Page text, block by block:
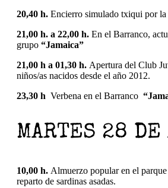
20,40 h. Encierro simulado txiqui por la
21,00 h. a 22,00 h. En el Barranco,
grupo “Jamaica”
21,00 h a 01,30 h. Apertura del Club
niños/as nacidos desde el año 2012.
23,30 h Verbena en el Barranco
MARTES 28 DE
10,00 h. Almuerzo popular en el
reparto de sardinas asadas.